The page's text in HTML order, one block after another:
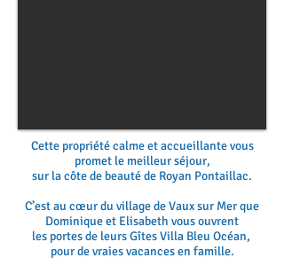
Cette propriété calme et accueillante vous
promet le meilleur séjour,
sur la côte de beauté de Royan Pontaillac.
C’est au cœur du village de Vaux sur Mer que
Dominique et Elisabeth vous ouvrent
les portes de leurs GîtesVilla Bleu Océan,
pour de vraies vacances en famille.